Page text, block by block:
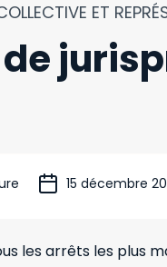
ET
15 décembre
les arrêts les plus